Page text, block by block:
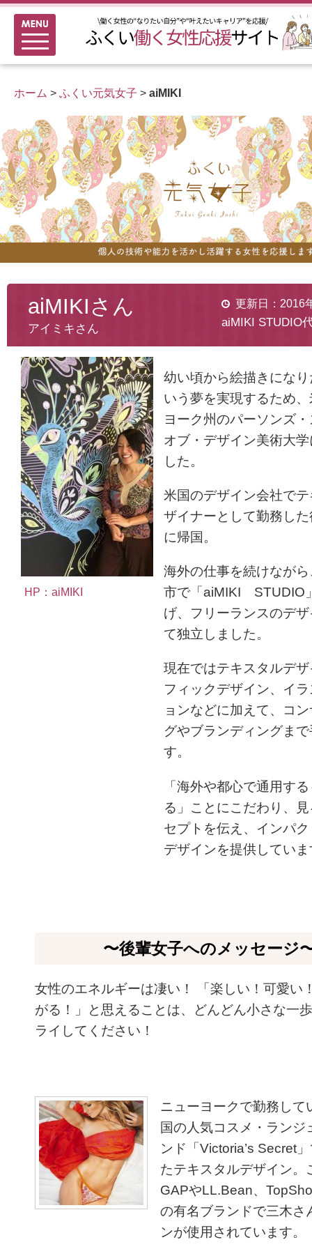
ホーム > ふくい元気女子 > aiMIKI
aiMIKIさん
アイミキさん
更新日：2016
aiMIKI STUDIO
HP：aiMIKI
幼い頃から絵描きにな
いう夢を実現するため
ヨーク州のパーソンズ
オブ・デザイン美術大
した。
米国のデザイン会社で
ザイナーとして勤務し
に帰国。
海外の仕事を続けなが
市で「aiMIKI STUDIO
げ、フ リーランスのデ
て独立しました。
現在ではテキスタルデ
フィックデザイン、イ
ョンなどに加えて、コ
グやブラ ンディングま
す。
「海外や都心で通用す
る」ことにこだわり、
セプトを伝え、インパ
デザインを提供してい
〜後輩女子へのメッセージ
女性のエネルギーは凄い！ 「楽しい！可愛い
がる！」と思えることは、
どんどん小さな一
ライしてください！
ニューヨークで勤務して
国の人気コスメ・ランジ
ンド「Victoria’s Secret
たテキスタルデザイン。
GAPやLL.Bean、
の有名ブランドで三木さ
ンが使用されています。
メニュー
新着情報
ふくい女性活躍推進企業
女性の多様なチャレンジ応援
家事シェアのススメ